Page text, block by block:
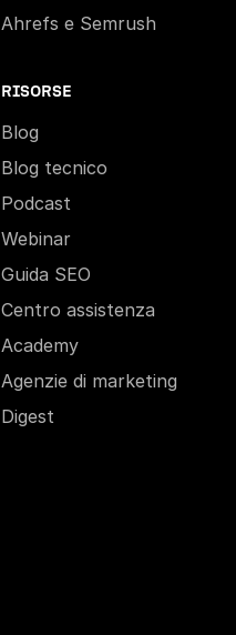
Ahrefs e Semrush
RISORSE
Blog
Blog tecnico
Podcast
Webinar
Guida SEO
Centro assistenza
Academy
Agenzie di marketing
Digest